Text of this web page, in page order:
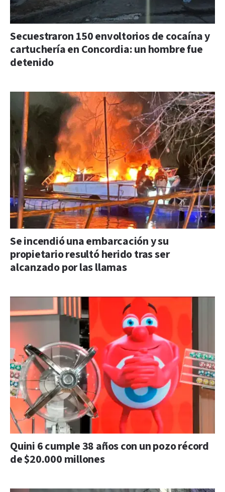
Secuestraron 150 envoltorios de cocaína y
cartuchería en Concordia: un hombre fue
detenido
Se incendió una embarcación y su
propietario resultó herido tras ser
alcanzado por las llamas
Quini 6 cumple 38 años con un pozo récord
de $20.000 millones